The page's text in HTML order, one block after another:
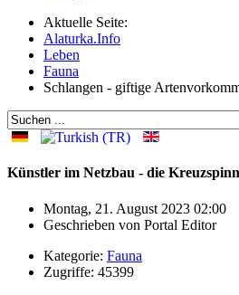
Aktuelle Seite:
Alaturka.Info
Leben
Fauna
Schlangen - giftige
Künstler im Netzbau - die
Montag, 21. August 2023 02:00
Geschrieben von Portal Editor
Kategorie: Fauna
Zugriffe: 45399